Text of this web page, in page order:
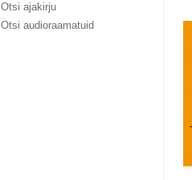
Otsi ajakirju
Otsi audioraamatuid